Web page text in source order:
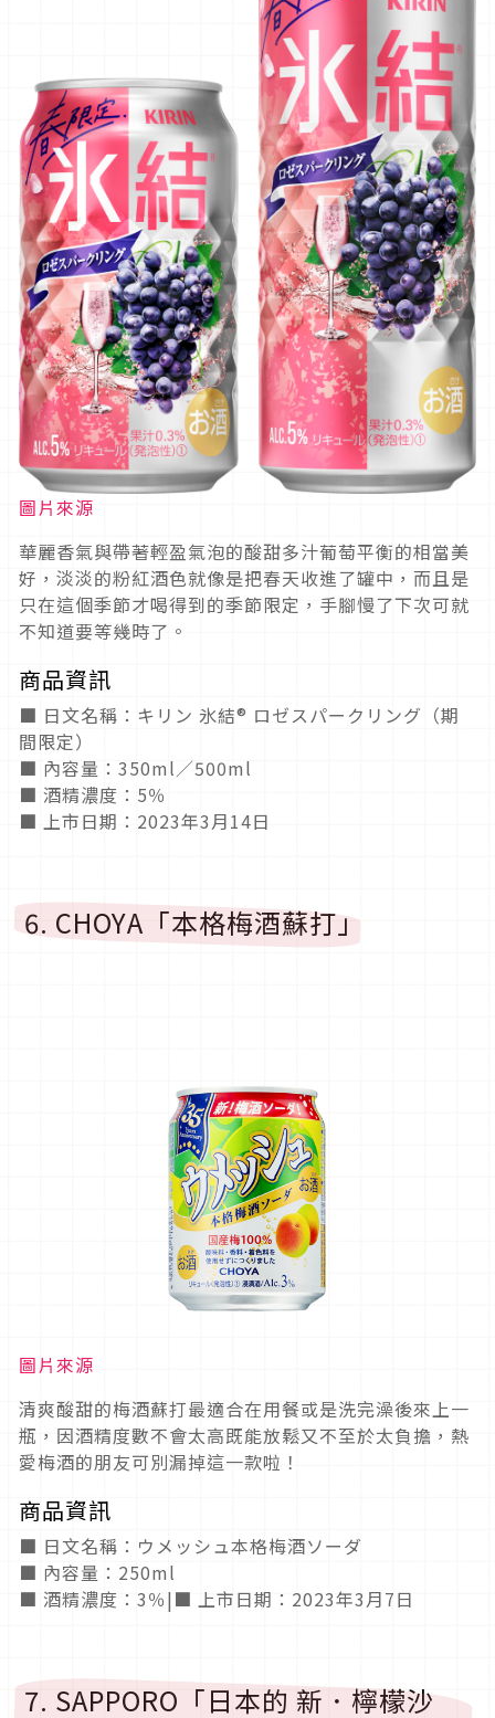
圖片來源
華麗香氣與帶著輕盈氣泡的酸甜多汁葡萄平衡的相當美
好，淡淡的粉紅酒色就像是把春天收進了罐中，而且是
只在這個季節才喝得到的季節限定，手腳慢了下次可就
不知道要等幾時了。
商品資訊
■ 日文名稱：キリン 氷結® ロゼスパークリング（期
間限定）
■ 內容量：350ml／500ml
■ 酒精濃度：5％
■ 上市日期：2023年3月14日
6. CHOYA「本格梅酒蘇打」
圖片來源
清爽酸甜的梅酒蘇打最適合在用餐或是洗完澡後來上一
瓶，因酒精度數不會太高既能放鬆又不至於太負擔，熱
愛梅酒的朋友可別漏掉這一款啦！
商品資訊
■ 日文名稱：ウメッシュ本格梅酒ソーダ
■ 內容量：250ml
■ 酒精濃度：3％|■ 上市日期：2023年3月7日
7. SAPPORO「日本的 新．檸檬沙